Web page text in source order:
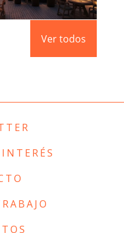
Ver todos